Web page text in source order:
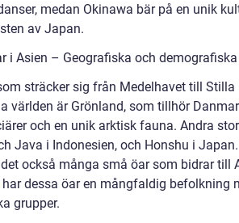
medan Okinawa bär på en unik
av Japan.
i Asien – Geografiska och
sträcker sig från Medelhavet till Stilla
världen är Grönland, som tillhör
och en unik arktisk fauna. Andra
Java i Indonesien, och Honshu i Japan.
också många små öar som bidrar till
dessa öar en mångfaldig befolkning
grupper.